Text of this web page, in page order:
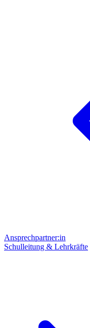
Ansprechpartner:in
Schulleitung & Lehrkräfte